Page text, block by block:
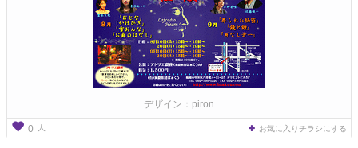
デザイン：piron
0 人 お気に入りチラシにする